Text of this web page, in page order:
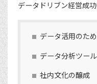
データドリブン経営成
データ活用のた
データ分析ツー
社内文化の醸成